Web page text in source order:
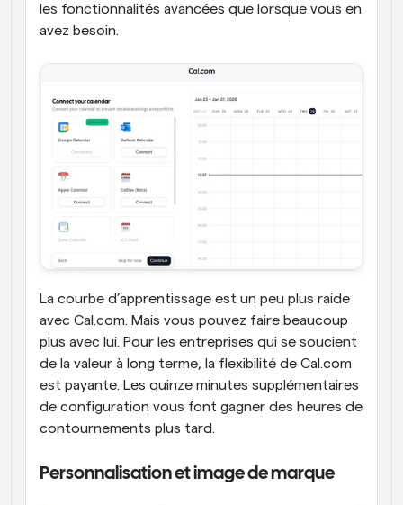
les fonctionnalités avancées que lorsque vous en
avez besoin.
La courbe d’apprentissage est un peu plus raide
avec Cal.com. Mais vous pouvez faire beaucoup
plus avec lui. Pour les entreprises qui se soucient
de la valeur à long terme, la flexibilité de Cal.com
est payante. Les quinze minutes supplémentaires
de configuration vous font gagner des heures de
contournements plus tard.
Personnalisation et image de marque